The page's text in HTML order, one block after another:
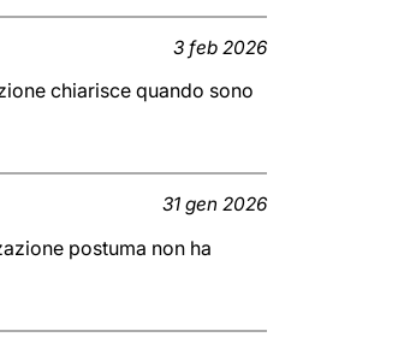
3 feb 2026
chiarisce quando sono
31 gen 2026
postuma non ha